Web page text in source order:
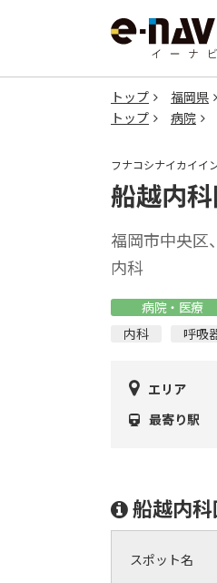
トップ 福岡県
トップ
病院
フナコシナイカイイ
船越内
福岡市中央区
内科
病院・医療
内科
呼吸
エリア
最寄り駅
船越内
スポット名